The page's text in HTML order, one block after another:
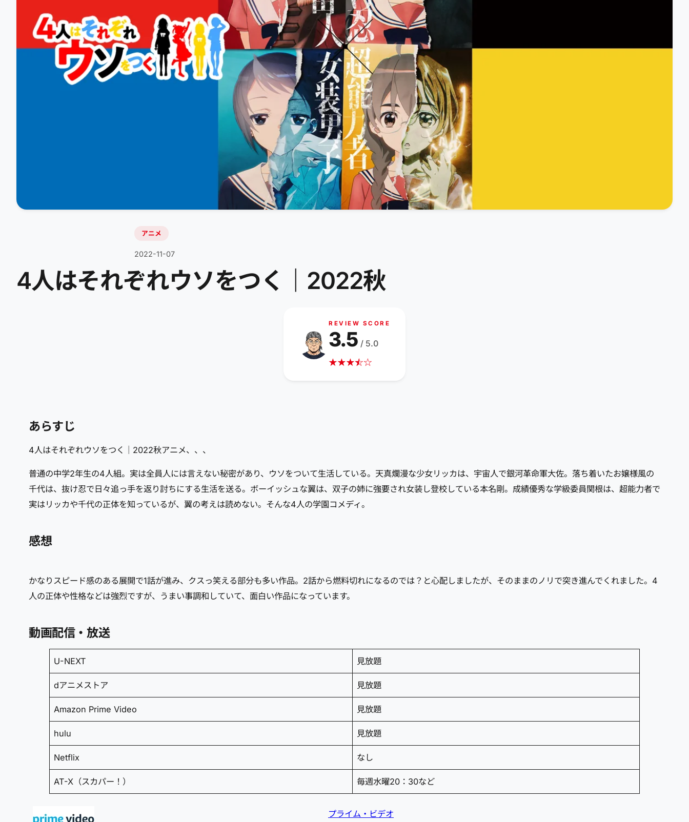
アニメ
2022-11-07
4人はそれぞれウソをつく｜2022秋
REVIEW SCORE
★★★☆
★☆
3.5 / 5.0
あらすじ
4人はそれぞれウソをつく｜2022秋アニメ、、、
普通の中学2年生の4人組。実は全員人には言えない秘密があり、ウソをついて生活している。天真爛漫な少女リッカは、宇宙人で銀河革命軍大佐。落ち着いたお嬢様風の
千代は、抜け忍で日々追っ手を返り討ちにする生活を送る。ボーイッシュな翼は、双子の姉に強要され女装し登校している本名剛。成績優秀な学級委員関根は、超能力者で
実はリッカや千代の正体を知っているが、翼の考えは読めない。そんな4人の学園コメディ。
感想
かなりスピード感のある展開で1話が進み、クスっ笑える部分も多い作品。2話から燃料切れになるのでは？と心配しましたが、そのままのノリで突き進んでくれました。4
人の正体や性格などは強烈ですが、うまい事調和していて、面白い作品になっています。
動画配信・放送
U-NEXT 見放題
dアニメストア 見放題
Amazon Prime Video 見放題
hulu 見放題
Netflix なし
AT-X（スカパー！） 毎週水曜20：30など
プライム・ビデオ